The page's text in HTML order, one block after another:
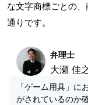
な文字商標ごとの
通りです。
弁理士
大瀬 佳
「ゲーム用具」に
がされているのか